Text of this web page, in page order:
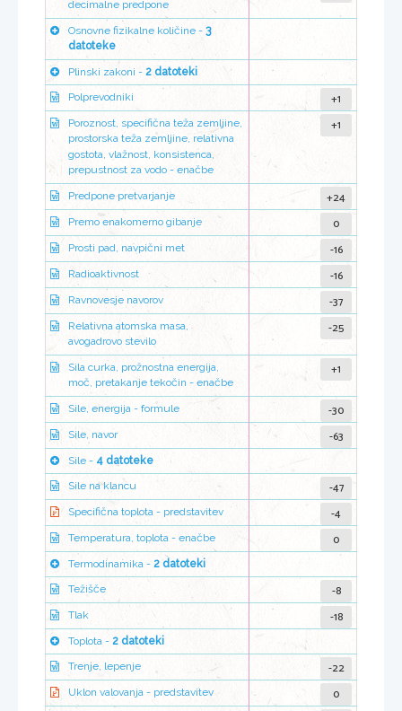
decimalne predpone
Osnovne fizikalne količine - 3
datoteke
Plinski zakoni - 2 datoteki
Polprevodniki
+1
Poroznost, specifična teža zemljine,
prostorska teža zemljine, relativna
gostota, vlažnost, konsistenca,
prepustnost za vodo - enačbe
+1
Predpone pretvarjanje +24
Premo enakomerno gibanje 0
Prosti pad, navpični met -16
Radioaktivnost -16
Ravnovesje navorov -37
Relativna atomska masa,
avogadrovo stevilo
-25
Sila curka, prožnostna energija,
moč, pretakanje tekočin - enačbe
+1
Sile, energija - formule -30
Sile, navor -63
Sile - 4 datoteke
Sile na klancu
-47
Specifična toplota - predstavitev -4
Temperatura, toplota - enačbe 0
Termodinamika - 2 datoteki
Težišče
-8
Tlak -18
Toplota - 2 datoteki
Trenje, lepenje
-22
Uklon valovanja - predstavitev 0